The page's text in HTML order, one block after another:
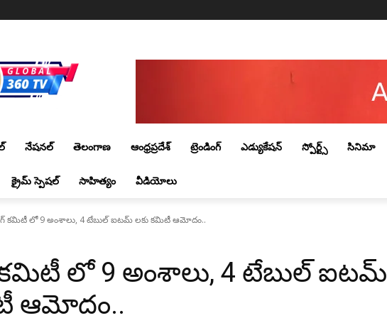
నేషనల్ తెలంగాణ ఆంధ్రప్రదేశ్ ట్రెండింగ్‌ ఎడ్యుకేషన్ స్పోర్ట్స్ సినిమా
క్రైమ్ స్పెషల్ సాహిత్యం వీడియోలు
కమిటీ లో 9 అంశాలు, 4 టేబుల్ ఐటమ్ లకు కమిటీ ఆమోదం..
కమిటీ లో 9 అంశాలు, 4 టేబుల్ ఐటమ్
ఆమోదం..